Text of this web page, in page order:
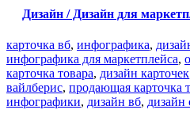
Дизайн / Дизайн для
карточка вб, инфографика,
инфографика для маркетплейса,
карточка товара, дизайн карточек
вайлберис, продающая карточка
инфографики, дизайн вб, дизайн